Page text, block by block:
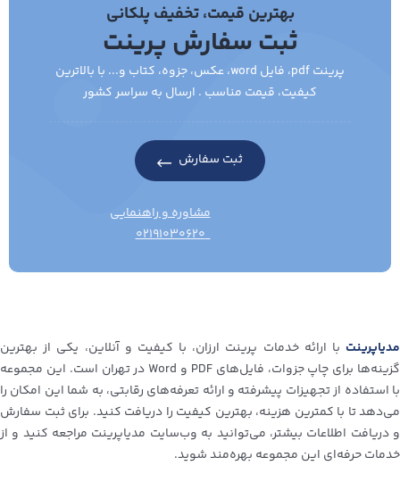
بهترین قیمت، تخفیف پلکانی
ثبت سفارش پرینت
پرینت pdf، فایل word، عکس، جزوه، کتاب و... با بالاترین
کیفیت، قیمت مناسب . ارسال به سراسر کشور
ثبت سفارش
مشاوره و راهنمایی
۰۲۱۹۱۰۳۰۶۲۰
مدیاپرینت با ارائه خدمات پرینت ارزان، با کیفیت و آنلاین، یکی از بهترین
گزینه‌ها برای چاپ جزوات، فایل‌های PDF و Word در تهران است. این مجموعه
با استفاده از تجهیزات پیشرفته و ارائه تعرفه‌های رقابتی، به شما این امکان را
می‌دهد تا با کمترین هزینه، بهترین کیفیت را دریافت کنید. برای ثبت سفارش
و دریافت اطلاعات بیشتر، می‌توانید به وب‌سایت مدیاپرینت مراجعه کنید و از
خدمات حرفه‌ای این مجموعه بهره‌مند شوید.